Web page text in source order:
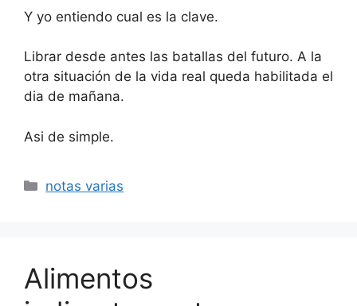
Y yo entiendo cual es la clave.
Librar desde antes las batallas del futuro. A la
otra situación de la vida real queda habilitada el
dia de mañana.
Asi de simple.
Categorías
notas varias
Alimentos